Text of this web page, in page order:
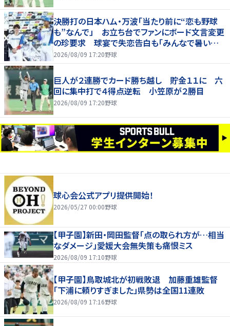
決勝打の日本ハム・万波「当たり前に“恋も野球
も”なんで」 お立ち台でファンにボード文言変更
の珍要求 球宴で失恋告白も「みんなで暑い夏
にしましょう！」
2026/08/09 17:20野球
巨人が２連勝でカード勝ち越し 貯金１１に 六
回に集中打で４得点逆転 小笠原が２勝目
2026/08/09 17:20野球
球心会公式アプリ提供開始！
2026/05/27 00:00野球
【甲子園】新田・岡田監督「点の取られ方が…相当
なダメージ」愛媛大会無失策も痛恨ミス
2026/08/09 17:10野球
【甲子園】鳥取城北が初戦敗退 加藤重雄監督
「下浦に頼りすぎました」県勢は全国11連敗
2026/08/09 17:16野球